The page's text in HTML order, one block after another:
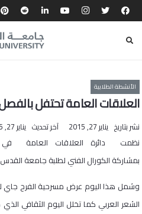
الأنشطة الطلابية
العلاقات العامة تحتفل
نشر بتاريخ يناير 27, 2015 آخر تحديث يناير 27, 2015
نظمت دائرة العلاقات العامة في
بمشاركة الكورال الفني لطلبة جامعة
​وشمل هذا اليوم عرض مسرحية الفرح جاي
الشعر العربي كما تخلل اليوم الثقافي